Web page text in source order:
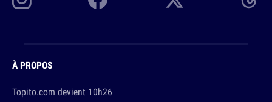
À PROPOS
Topito.com devient 10h26